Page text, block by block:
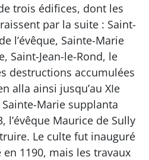
trois édifices, dont les
par la suite : Saint-
l’évêque, Sainte-Marie
Saint-Jean-le-Rond, le
destructions accumulées
alla ainsi jusqu’au XIe
Sainte-Marie supplanta
l’évêque Maurice de Sully
Le culte fut inauguré
1190, mais les travaux